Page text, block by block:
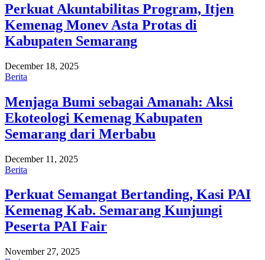
Perkuat Akuntabilitas Program, Itjen
Kemenag Monev Asta Protas di
Kabupaten Semarang
December 18, 2025
Berita
Menjaga Bumi sebagai Amanah: Aksi
Ekoteologi Kemenag Kabupaten
Semarang dari Merbabu
December 11, 2025
Berita
Perkuat Semangat Bertanding, Kasi PAI
Kemenag Kab. Semarang Kunjungi
Peserta PAI Fair
November 27, 2025